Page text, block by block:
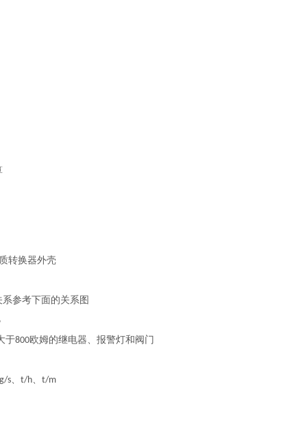
转换器外壳
参考下面的关系图
于800欧姆的继电器、报警灯和阀门
s、 t/h、 t/m